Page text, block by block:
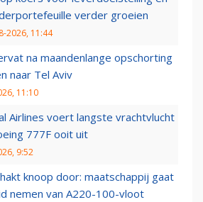
verder groeien
2026, 11:44
na maandenlange opschorting
naar Tel Aviv
11:10
Airlines voert langste vrachtvlucht
777F ooit uit
9:52
hakt knoop door: maatschappij gaat
nemen van A220-100-vloot